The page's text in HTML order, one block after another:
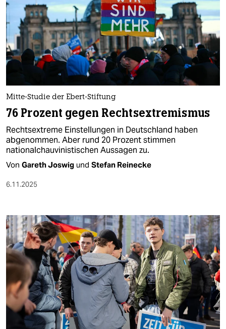
Mitte-Studie der Ebert-Stiftung
76 Prozent gegen Rechtsextremismus
Rechtsextreme Einstellungen in Deutschland haben
abgenommen. Aber rund 20 Prozent stimmen
nationalchauvinistischen Aussagen zu.
Von Gareth Joswig und Stefan Reinecke
6.11.2025